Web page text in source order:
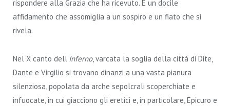
rispondere alla Grazia che ha ricevuto. È un docile
affidamento che assomiglia a un sospiro e un fiato che si
rivela.
Nel X canto dell’Inferno, varcata la soglia della città di Dite,
Dante e Virgilio si trovano dinanzi a una vasta pianura
silenziosa, popolata da arche sepolcrali scoperchiate e
infuocate, in cui giacciono gli eretici e, in particolare, Epicuro e